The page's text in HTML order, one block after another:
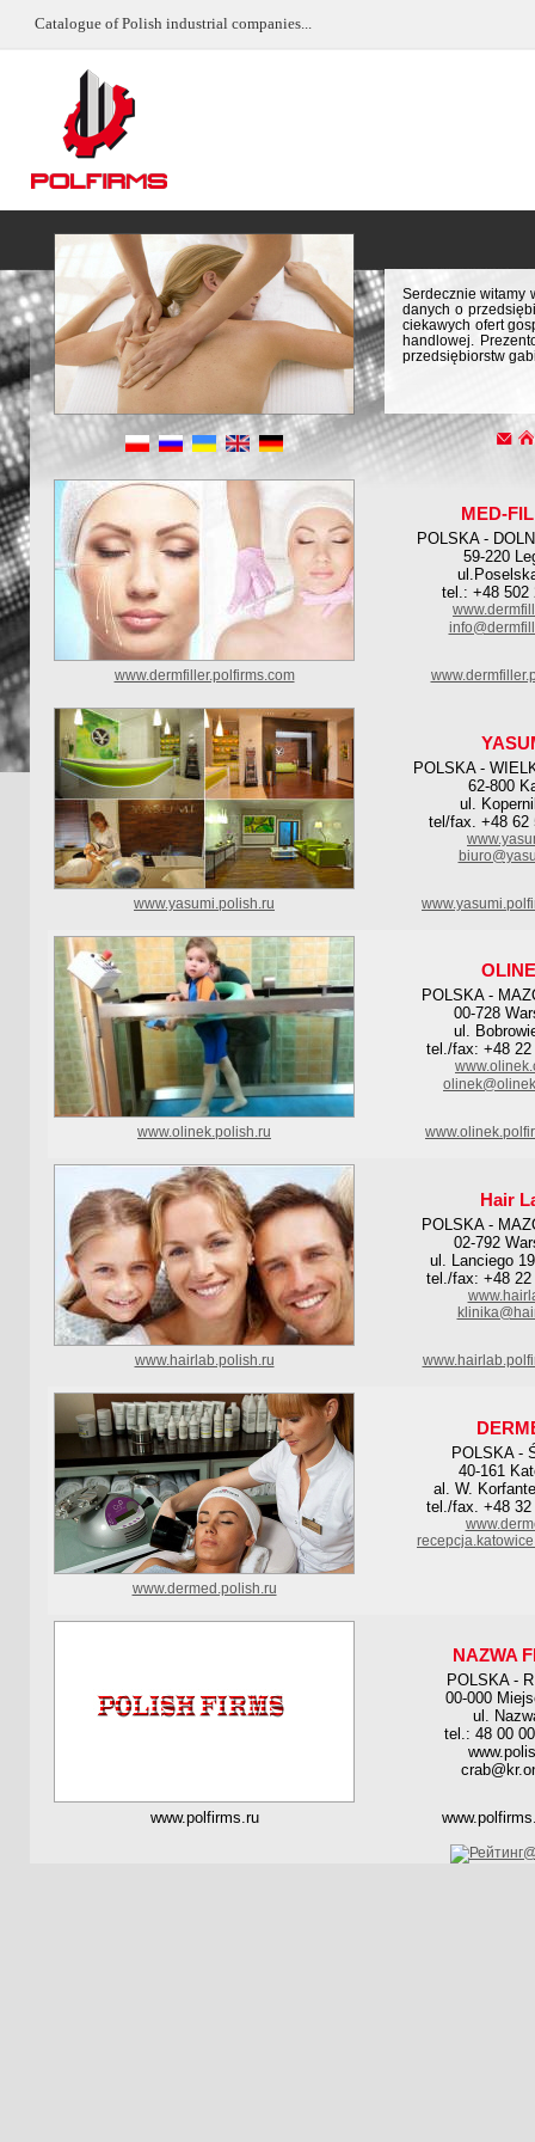
Catalogue of Polish industrial companies...
Serdecznie witamy
danych o
ciekawych ofert
handlowej.
przedsiębiorstw
MED-
POLSKA -
59-220
tel.: +48 502
www.dermfiller.polfirms.com
POLSKA -
62-800
ul.
tel/fax. +48 62
www.yasumi.polish.ru
POLSKA -
00-728
ul.
tel./fax: +48 22
www.olinek.polish.ru
Hair
POLSKA -
02-792
ul. Lanciego
tel./fax: +48 22
www.hairlab.polish.ru
POLSKA -
40-161
al. W.
tel./fax. +48 32
www.dermed.polish.ru
NAZWA
POLSKA -
00-000
ul.
tel.: 48 00
www.polfirms.ru